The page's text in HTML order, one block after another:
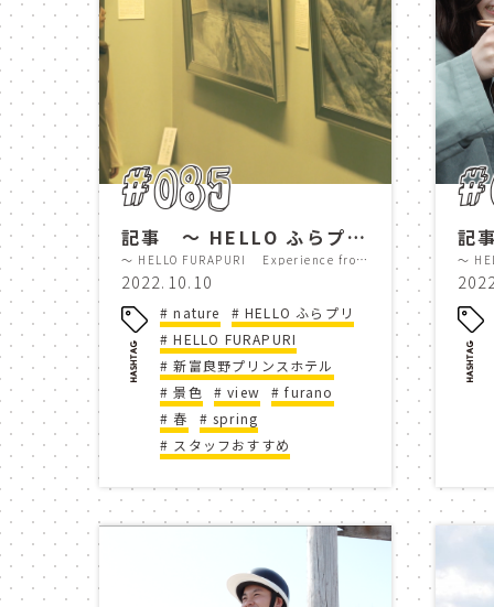
熱気球 hot air
パークゴルフ park
furapuri ふらのん
新富良野プリンスホテル
アーノルドパーマー
散歩
kaze no garden walk
写真 kaze no garden
HELLO ふらプリ
ガーデナー 富良野
ドライブ furano
#085
記事 ～ HELLO ふらプリ Experience from Shinfuranoprincehotel スタッフのオススメスポットをご紹介！ Vol.4 ～
～ HELLO FURAPURI Experience from Shinfuranoprincehotel Staff recommendations for places to visit ! Vol.4 ～
2022.10.10
nature
HELLO ふらプリ
HELLO FURAPURI
新富良野プリンスホテル
景色
view
furano
春
spring
スタッフおすすめ